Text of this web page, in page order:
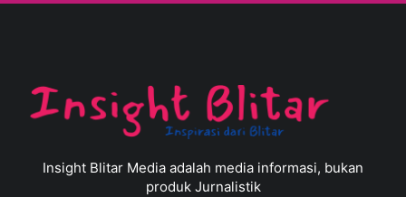
Insight Blitar Media adalah media informasi, bukan
produk Jurnalistik